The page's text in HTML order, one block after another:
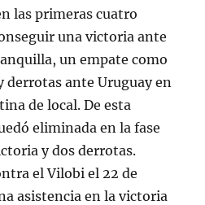
las primeras cuatro
una victoria ante
un empate como
derrotas ante Uruguay en
de local. De esta
eliminada en la fase
y dos derrotas.
el Vilobi el 22 de
asistencia en la victoria